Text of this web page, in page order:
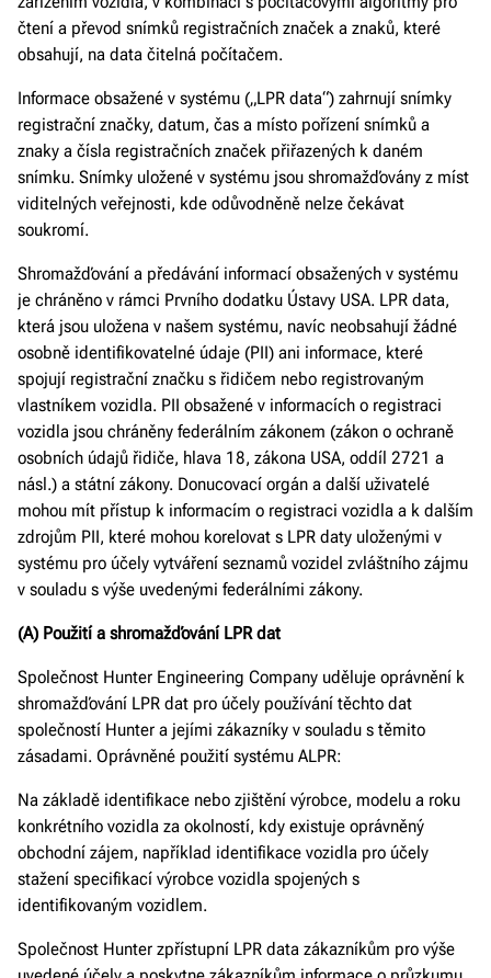
čtení a převod snímků registračních značek a znaků, které
obsahují, na data čitelná počítačem.
Informace obsažené v systému („LPR data“) zahrnují snímky
registrační značky, datum, čas a místo pořízení snímků a
znaky a čísla registračních značek přiřazených k daném
snímku. Snímky uložené v systému jsou shromažďovány z míst
viditelných veřejnosti, kde odůvodněně nelze čekávat
soukromí.
Shromažďování a předávání informací obsažených v systému
je chráněno v rámci Prvního dodatku Ústavy USA. LPR data,
která jsou uložena v našem systému, navíc neobsahují žádné
osobně identifikovatelné údaje (PII) ani informace, které
spojují registrační značku s řidičem nebo registrovaným
vlastníkem vozidla. PII obsažené v informacích o registraci
vozidla jsou chráněny federálním zákonem (zákon o ochraně
osobních údajů řidiče, hlava 18, zákona USA, oddíl 2721 a
násl.) a státní zákony. Donucovací orgán a další uživatelé
mohou mít přístup k informacím o registraci vozidla a k dalším
zdrojům PII, které mohou korelovat s LPR daty uloženými v
systému pro účely vytváření seznamů vozidel zvláštního zájmu
v souladu s výše uvedenými federálními zákony.
(A) Použití a shromažďování LPR dat
Společnost Hunter Engineering Company uděluje oprávnění k
shromažďování LPR dat pro účely používání těchto dat
společností Hunter a jejími zákazníky v souladu s těmito
zásadami. Oprávněné použití systému ALPR:
Na základě identifikace nebo zjištění výrobce, modelu a roku
konkrétního vozidla za okolností, kdy existuje oprávněný
obchodní zájem, například identifikace vozidla pro účely
stažení specifikací výrobce vozidla spojených s
identifikovaným vozidlem.
Společnost Hunter zpřístupní LPR data zákazníkům pro výše